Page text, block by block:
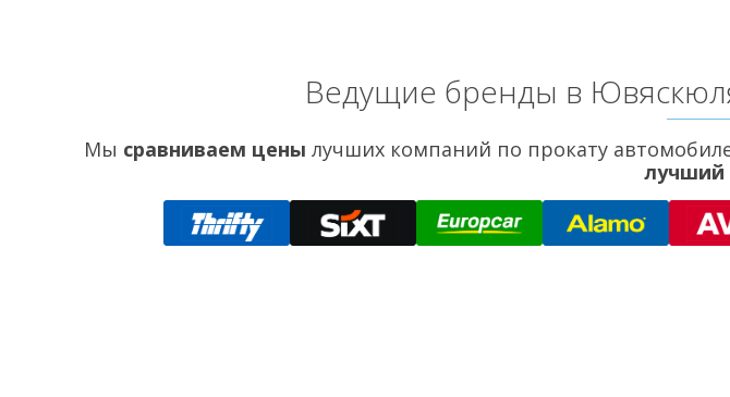
Ведущие бренды в
Мы сравниваем цены лучших компаний по прокату
лучший